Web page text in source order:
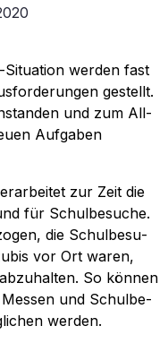
Si­tua­ti­on wer­den fast
ge­stellt.
und zum All­
Auf­ga­ben
zur Zeit die
für Schul­be­su­che.
die Schul­be­su­
vor Ort wa­ren,
So kön­nen
und Schul­be­
werden.